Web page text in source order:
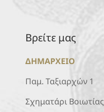
Βρείτε μας
ΔΗΜΑΡΧΕΙΟ
Παμ. Ταξιαρχών 1
Σχηματάρι Βοιωτίας